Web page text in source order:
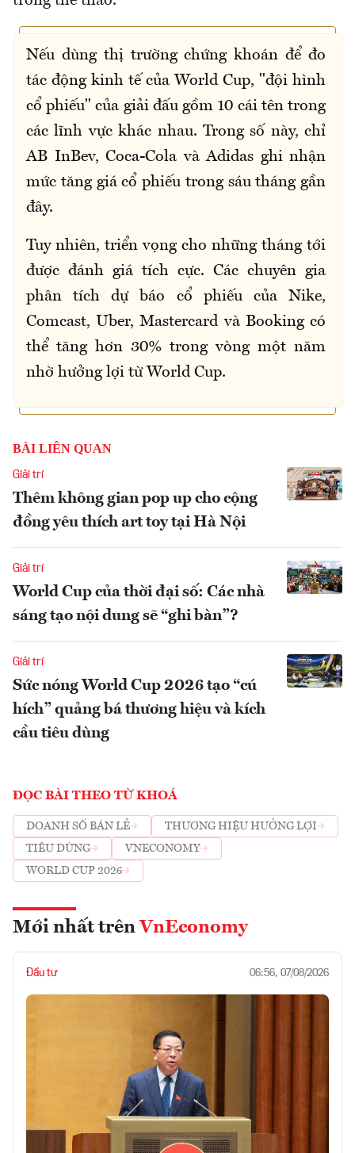
Nếu dùng thị trường chứng khoán để đo
tác động kinh tế của World Cup, "đội hình
cổ phiếu" của giải đấu gồm 10 cái tên trong
các lĩnh vực khác nhau. Trong số này, chỉ
AB InBev, Coca-Cola và Adidas ghi nhận
mức tăng giá cổ phiếu trong sáu tháng gần
đây.
Tuy nhiên, triển vọng cho những tháng tới
được đánh giá tích cực. Các chuyên gia
phân tích dự báo cổ phiếu của Nike,
Comcast, Uber, Mastercard và Booking có
thể tăng hơn 30% trong vòng một năm
nhờ hưởng lợi từ World Cup.
BÀI LIÊN QUAN
Giải trí
Thêm không gian pop up cho cộng
đồng yêu thích art toy tại Hà Nội
Giải trí
World Cup của thời đại số: Các nhà
sáng tạo nội dung sẽ “ghi bàn”?
Giải trí
Sức nóng World Cup 2026 tạo “cú
hích” quảng bá thương hiệu và kích
cầu tiêu dùng
ĐỌC BÀI THEO TỪ KHOÁ
DOANH SỐ BÁN LẺ
THƯƠNG HIỆU HƯỞNG LỢI
TIÊU DÙNG
VNECONOMY
WORLD CUP 2026
Mới nhất trên VnEconomy
Đầu tư 06:56, 07/08/2026